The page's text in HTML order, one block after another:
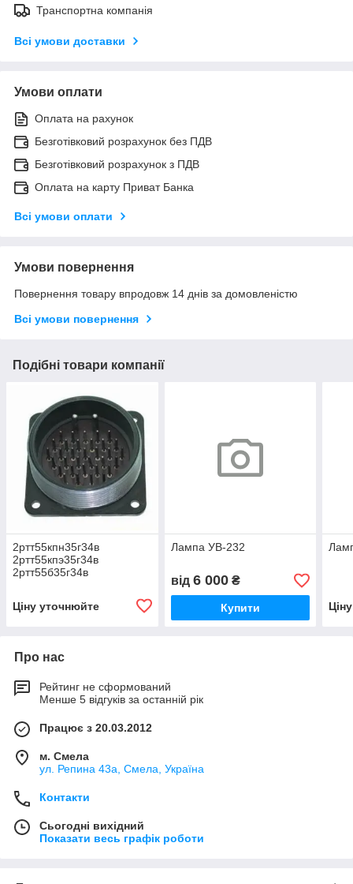
Транспортна компанія
Всі умови доставки
Умови оплати
Оплата на рахунок
Безготівковий розрахунок без ПДВ
Безготівковий розрахунок з ПДВ
Оплата на карту Приват Банка
Всі умови оплати
Умови повернення
Повернення товару впродовж 14 днів за домовленістю
Всі умови повернення
Подібні товари компанії
2ртт55кпн35г34в
2ртт55кпэ35г34в
2ртт55б35г34в
2ртт55б35ш34в
Ціну уточнюйте
Лампа УВ-232
від 6 000₴
Купити
Про нас
Рейтинг не сформований
Менше 5 відгуків за останній рік
Працює з 20.03.2012
м. Смела
ул. Репина 43а, Смела, Україна
Контакти
Сьогодні вихідний
Показати весь графік роботи